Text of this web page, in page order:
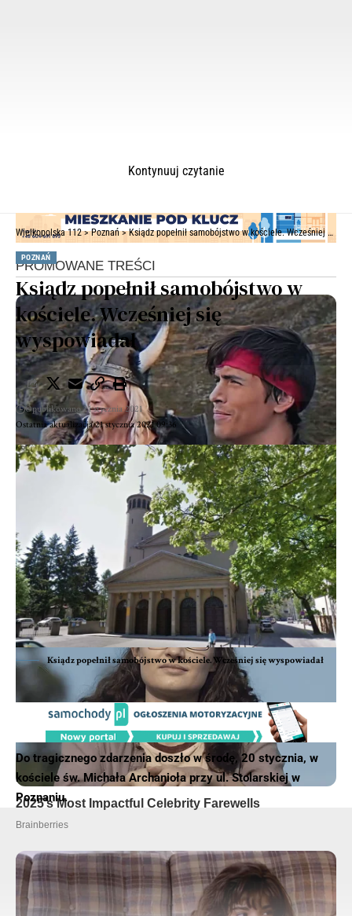
FFoto Pomoc Drogowa Artur Kwiatkowski
Kontynuuj czytanie
Wielkopolska 112>Poznań>Ksiądz popełnił samobójstwo w kościele. Wcześniej się wyspowiadał
POZNAŃ
Ksiądz popełnił samobójstwo w
kościele. Wcześniej się
wyspowiadał
Ostatnia aktualizacja 21 stycznia 2021 09:36
Opublikowano 21 stycznia 2021
Ksiądz popełnił samobójstwo w kościele. Wcześniej się wyspowiadał
Do tragicznego zdarzenia doszło w środę, 20 stycznia, w
kościele św. Michała Archanioła przy ul. Stolarskiej w
Poznaniu.